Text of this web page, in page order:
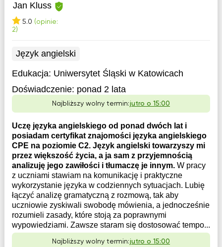
Jan Kluss
5.0 (opinie:
2)
Język angielski
Edukacja: Uniwersytet Śląski w Katowicach
Doświadczenie: ponad 2 lata
Najbliższy wolny termin:jutro o 15:00
Uczę języka angielskiego od ponad dwóch lat i
posiadam certyfikat znajomości języka angielskiego
CPE na poziomie C2. Język angielski towarzyszy mi
przez większość życia, a ja sam z przyjemnością
analizuję jego zawiłości i tłumaczę je innym. W pracy
z uczniami stawiam na komunikację i praktyczne
wykorzystanie języka w codziennych sytuacjach. Lubię
łączyć analizę gramatyczną z rozmową, tak aby
uczniowie zyskiwali swobodę mówienia, a jednocześnie
rozumieli zasady, które stoją za poprawnymi
wypowiedziami. Zawsze staram się dostosować tempo...
Najbliższy wolny termin:jutro o 15:00